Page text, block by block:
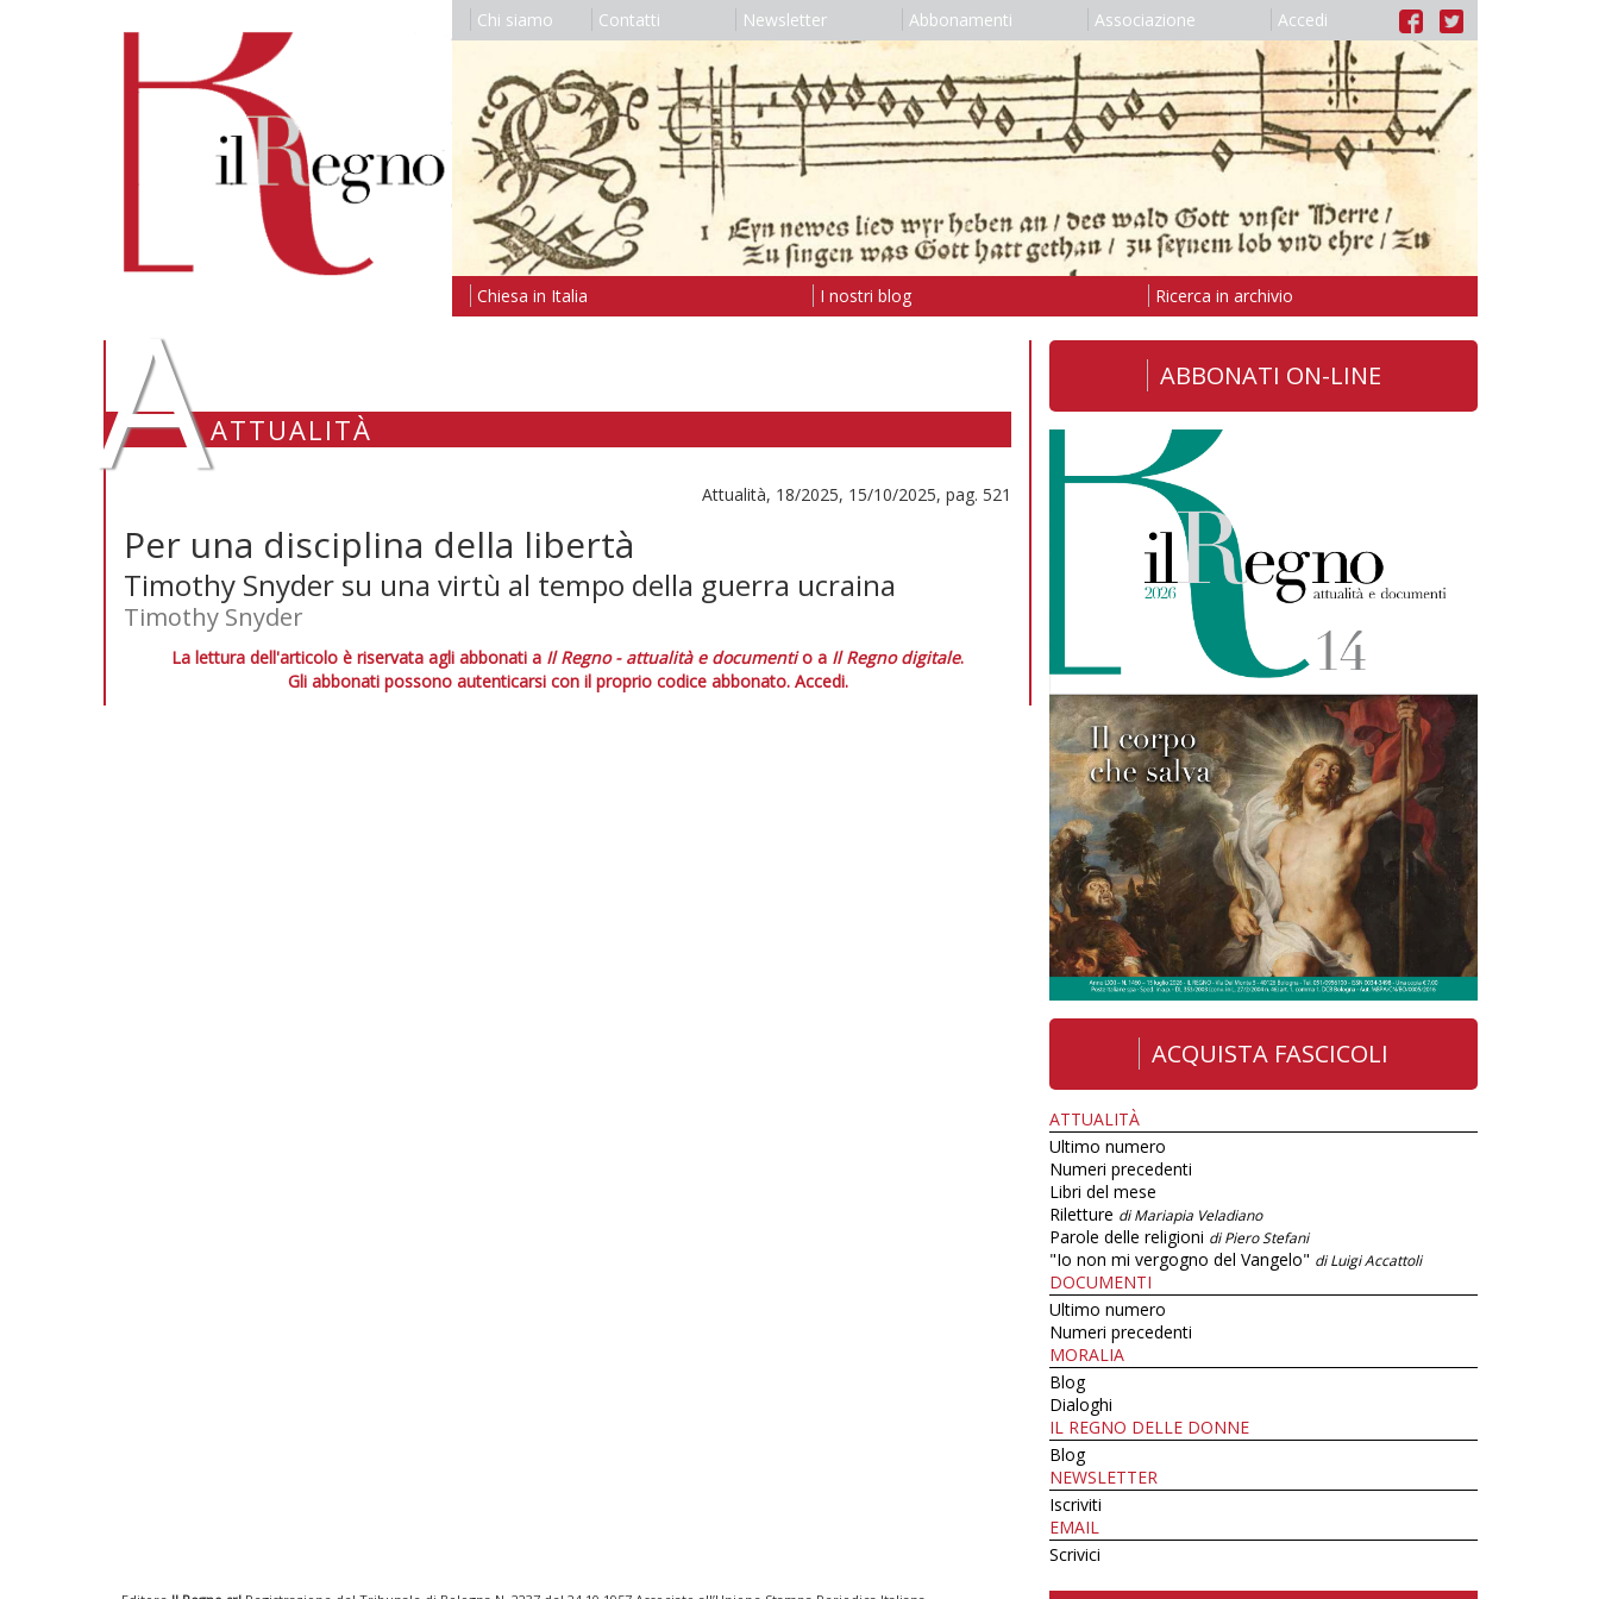
Chi siamo Contatti Newsletter Abbonamenti Associazione Accedi
Chiesa in Italia I nostri blog Ricerca in archivio
AATTUALITÀ
Attualità, 18/2025, 15/10/2025, pag. 521
Per una disciplina della libertà
Timothy Snyder su una virtù al tempo della guerra ucraina
Timothy Snyder
La lettura dell'articolo è riservata agli abbonati a Il Regno - attualità e documentio a Il Regno digitale.
Gli abbonati possono autenticarsi con il proprio codice abbonato. Accedi.
ABBONATI ON-LINE
ACQUISTA FASCICOLI
ATTUALITÀ
Ultimo numero
Numeri precedenti
Libri del mese
Riletture di Mariapia Veladiano
Parole delle religioni di Piero Stefani
"Io non mi vergogno del Vangelo" di Luigi Accattoli
DOCUMENTI
Ultimo numero
Numeri precedenti
MORALIA
Blog
Dialoghi
IL REGNO DELLE DONNE
Blog
NEWSLETTER
Iscriviti
EMAIL
Scrivici